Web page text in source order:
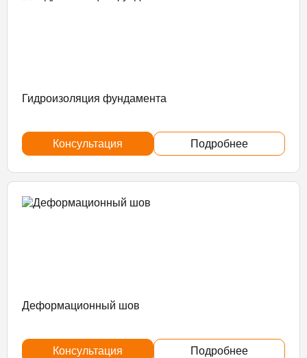
Гидроизоляция фундамента
Консультация Подробнее
Деформационный шов
Консультация Подробнее